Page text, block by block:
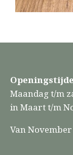
Maandag t/m
in Maart t/m
Van